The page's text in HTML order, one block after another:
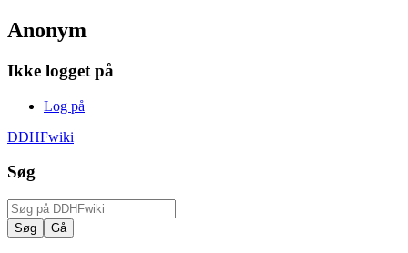
Anonym
Ikke logget på
Log på
DDHFwiki
Søg